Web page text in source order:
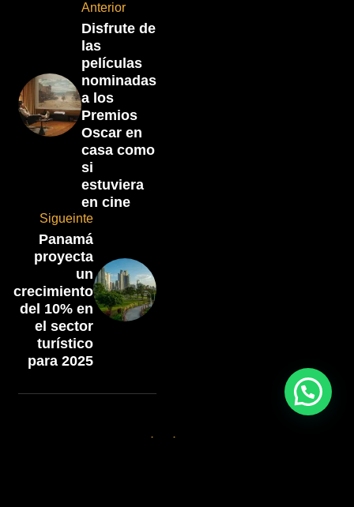
Anterior
Disfrute de
las
películas
nominadas
a los
Premios
Oscar en
casa como
si
estuviera
en cine
Sigueinte
Panamá
proyecta
un
crecimiento
del 10% en
el sector
turístico
para 2025